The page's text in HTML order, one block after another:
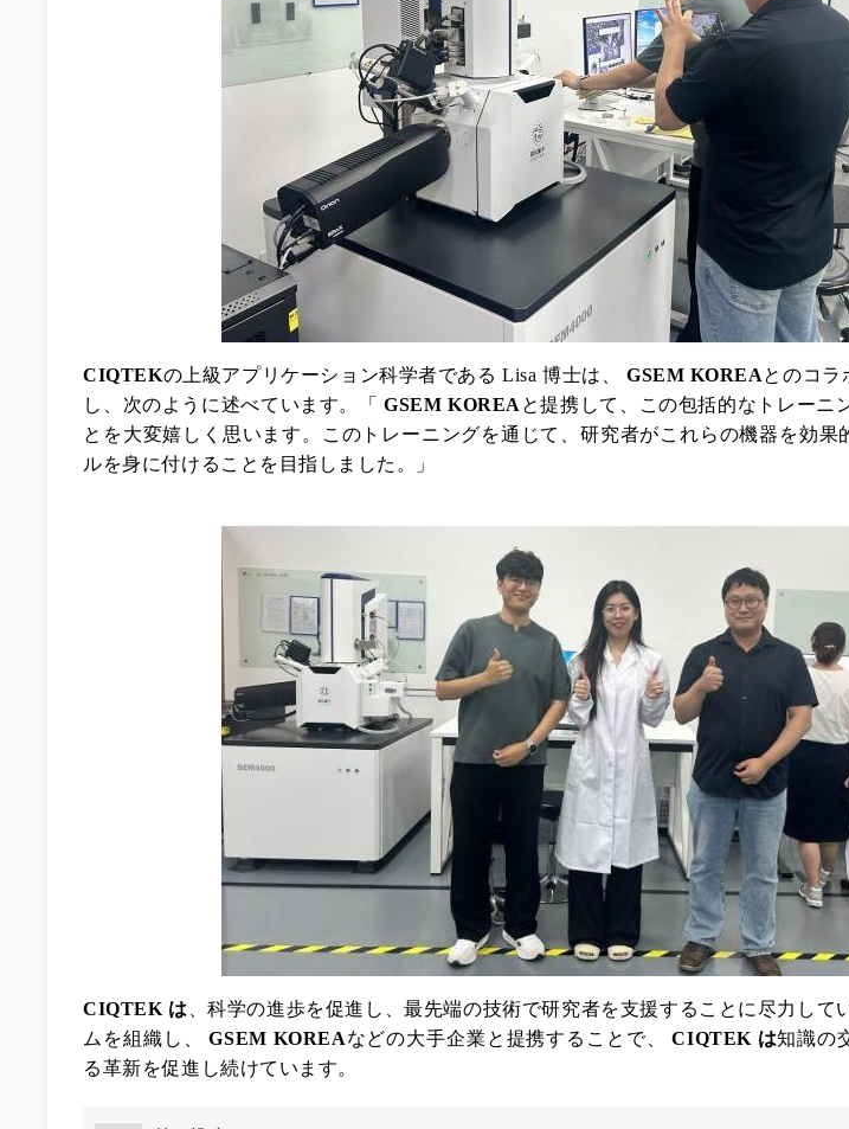
CIQTEKの上級アプリケーション科学者である Lisa 博士は、 GSEM KOREAとのコラ
し、次のように述べています。「GSEM KOREA と提携して、この包括的なトレーニ
とを大変嬉しく思います。このトレーニングを通じて、研究者がこれらの機器を効果
ルを身に付けることを目指しました。」
CIQTEK は
、科学の進歩を促進し、最先端の技術で研究者を支援することに尽力して
ムを組織し、
GSEM KOREAなどの大手企業と提携することで、 CIQTEK は知識の
る革新を促進し続けています。